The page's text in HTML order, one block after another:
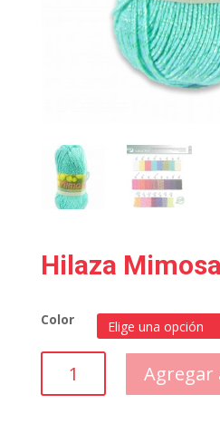
Hilaza
Color
Mimosa
Agregar